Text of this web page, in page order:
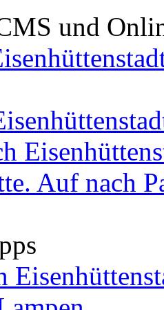
und
Auf nach